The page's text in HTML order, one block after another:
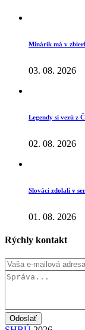
Minárik má v
03. 08. 2026
Legendy si vezú z
02. 08. 2026
Slováci zdolali v
01. 08. 2026
Rýchly kontakt
Odoslať